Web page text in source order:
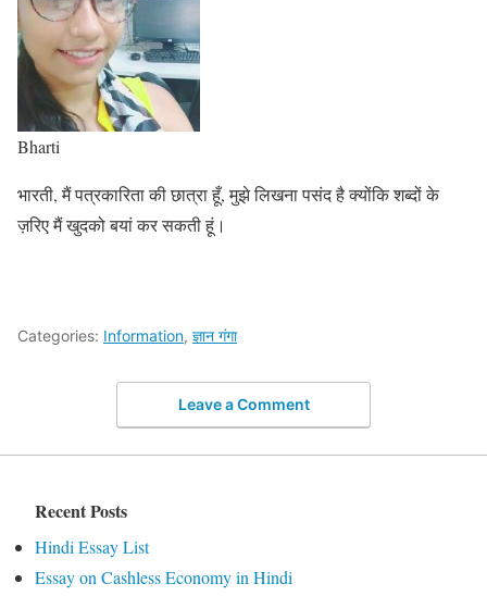
Bharti
भारती, मैं पत्रकारिता की छात्रा हूँ, मुझे लिखना पसंद है क्योंकि शब्दों के
ज़रिए मैं खुदको बयां कर सकती हूं।
Categories: Information, ज्ञान गंगा
Leave a Comment
Recent Posts
Hindi Essay List
Essay on Cashless Economy in Hindi